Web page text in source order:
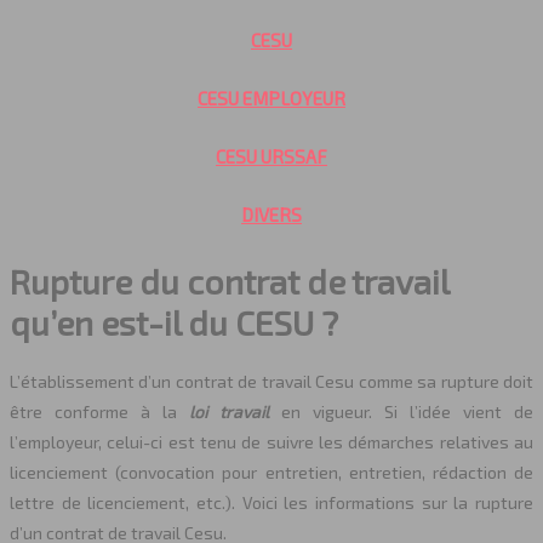
CESU
CESU EMPLOYEUR
CESU URSSAF
DIVERS
Rupture du contrat de travail
qu’en est-il du CESU ?
L’établissement d’un contrat de travail Cesu comme sa rupture doit
être conforme à la loi travailen vigueur. Si l’idée vient de
l’employeur, celui-ci est tenu de suivre les démarches relatives au
licenciement (convocation pour entretien, entretien, rédaction de
lettre de licenciement, etc.). Voici les informations sur la rupture
d’un contrat de travail Cesu.